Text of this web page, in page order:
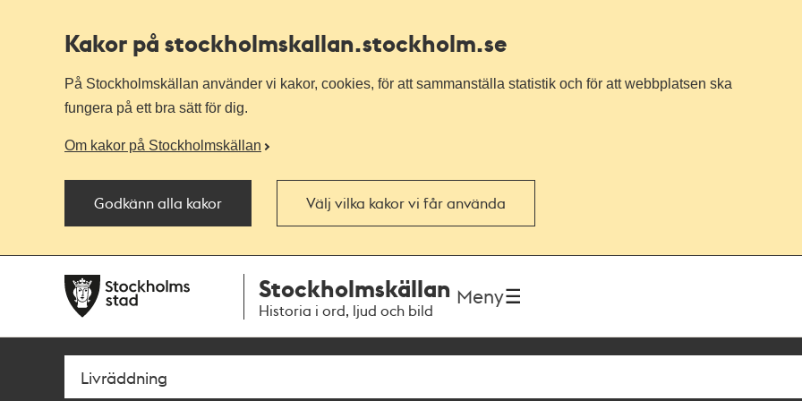
Kakor på stockholmskallan.stockholm.se
På Stockholmskällan använder vi kakor, cookies, för att sammanställa statistik och för att webbplatsen ska
fungera på ett bra sätt för dig.
Om kakor på Stockholmskällan
Godkänn alla kakor Välj vilka kakor vi får använda
navigationen
huvudinnehållet
Stockholmskällan
Historia i ord, ljud och bild
Meny
Sök